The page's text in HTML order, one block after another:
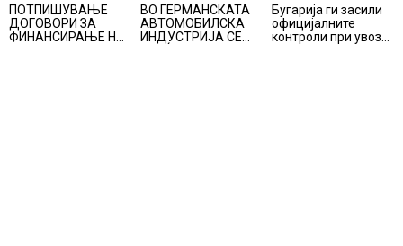
ПОТПИШУВАЊЕ
ДОГОВОРИ ЗА
ФИНАНСИРАЊЕ НА
ВО ГЕРМАНСКАТА
АВТОМОБИЛСКА
ИНДУСТРИЈА СЕ
Бугарија ги засили
официјалните
контроли при увоз